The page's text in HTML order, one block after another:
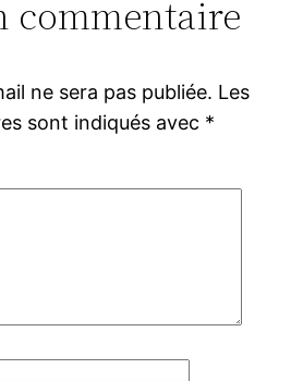
commentaire
ne sera pas publiée. Les
sont indiqués avec *